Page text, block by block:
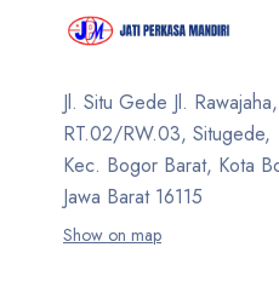
Jl. Situ Gede Jl. Rawajaha,
RT.02/RW.03, Situgede,
Kec. Bogor Barat, Kota
Jawa Barat 16115
Show on map